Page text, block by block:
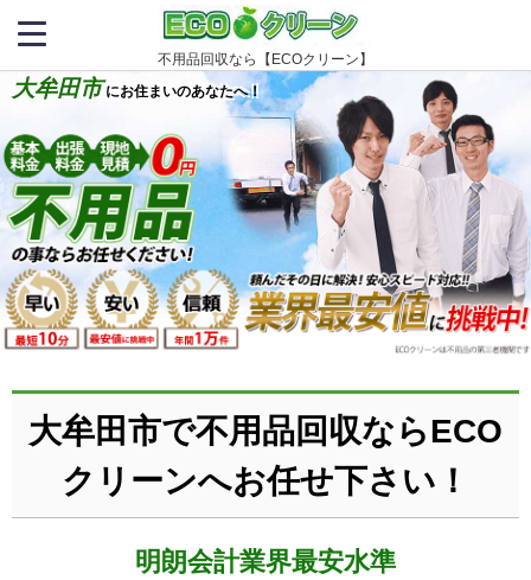
不用品回収なら【ECOクリーン】
大牟田市 にお住まいのあなたへ！
大牟田市で不用品回収ならECO
クリーンへお任せ下さい！
明朗会計業界最安水準